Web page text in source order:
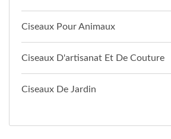
Ciseaux Pour Animaux
Ciseaux D'artisanat Et De Couture
Ciseaux De Jardin